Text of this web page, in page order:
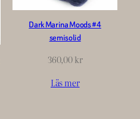
Dark Marina Moods #4
semisolid
360,00kr
Läs mer